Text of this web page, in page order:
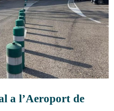
a l’Aeroport de